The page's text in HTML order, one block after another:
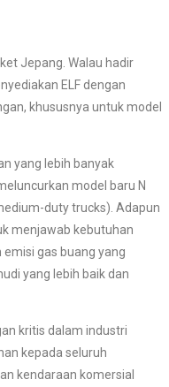
Jepang. Walau hadir
ELF dengan
khususnya untuk model
yang lebih banyak
model baru N
duty trucks). Adapun
menjawab kebutuhan
gas buang yang
yang lebih baik dan
kritis dalam industri
kepada seluruh
kendaraan komersial